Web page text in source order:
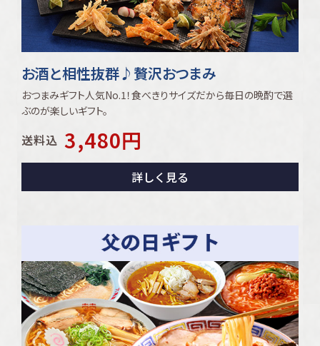
お酒と相性抜群♪贅沢おつまみ
おつまみギフト人気No.1！食べきりサイズだから毎日の晩酌で選
ぶのが楽しいギフト。
送料込 3,480円
詳しく見る